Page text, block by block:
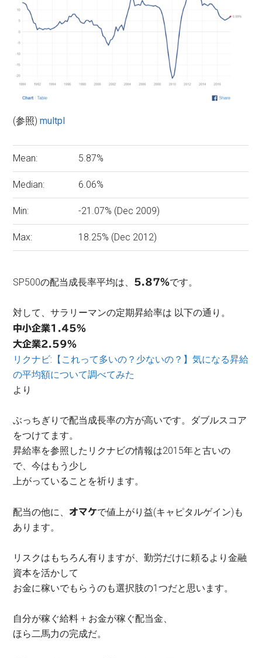
(参照)multpl
Mean: 5.87%
Median: 6.06%
Min: -21.07% (Dec 2009)
Max: 18.25% (Dec 2012)
SP500の配当成長率平均は、 5.87%です。
対して、サラリーマンの定期昇給率は 以下の通り。
中小企業1.45%
大企業2.59%
リクナビ:【これって多いの？少ないの？】気になる昇給
の平均額について調べてみた
より
ぶっちぎりで配当成長率の方が高いです。ダブルスコア
をつけてます。
昇給率を参照したリクナビの情報は2015年と古いの
で、今はもう少し
上がっていることを祈ります。
配当の他に、 オマケで値上がり益(キャピタルゲイン)も
あります。
リスクはもちろん有りますが、勤労だけに頼るより金融
資本を活かして
お金に稼いでもらうのも選択肢の1つだと思います。
自分が稼ぐ給料 + お金が稼ぐ配当金、
ほら二馬力の完成だ。